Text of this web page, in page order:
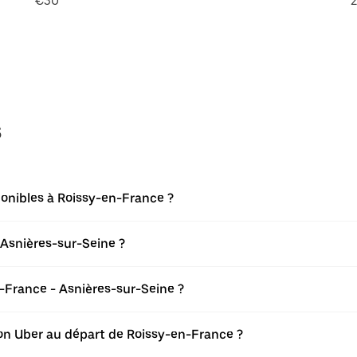
à Roissy-en-France ?
sur-Seine ?
- Asnières-sur-Seine ?
Uber au départ de Roissy-en-France ?